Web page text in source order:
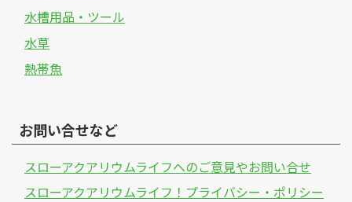
水槽用品・ツール
水草
熱帯魚
お問い合せなど
スローアクアリウムライフへのご意見やお問い合せ
スローアクアリウムライフ！プライバシー・ポリシー